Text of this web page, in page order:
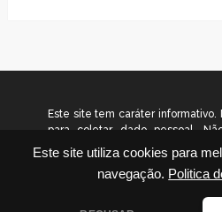
Este site utiliza cookies para
navegação. Politica
Este site tem caráter informativo.
para coletar dado pessoal.
temos relação com nenhuma
no conteúdo